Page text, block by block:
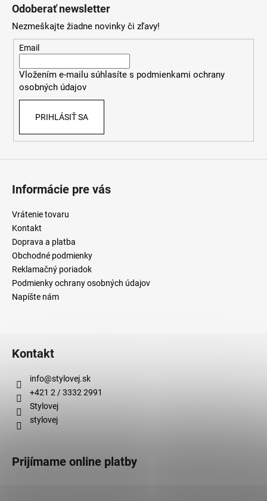
Odoberať newsletter
Nezmeškajte žiadne novinky či zľavy!
Email
Vložením e-mailu súhlasíte s podmienkami ochrany
osobných údajov
PRIHLÁSIŤ SA
Informácie pre vás
Vrátenie tovaru
Kontakt
Doprava a platba
Obchodné podmienky
Reklamačný poriadok
Podmienky ochrany osobných údajov
Napíšte nám
Kontakt
info@stylovej.sk
+421 2 / 3332 2991
Stylovej
stylovej
Prijímame online platby